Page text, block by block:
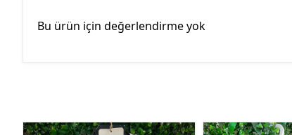
Bu ürün için değerlendirme yok